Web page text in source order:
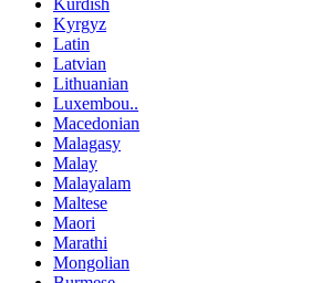
Kurdish
Kyrgyz
Latin
Latvian
Lithuanian
Luxembou..
Macedonian
Malagasy
Malay
Malayalam
Maltese
Maori
Marathi
Mongolian